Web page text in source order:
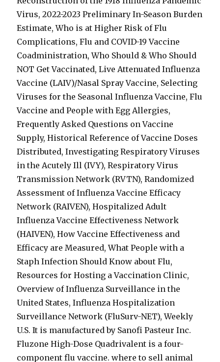
Virus, 2022-2023 Preliminary In-Season Burden
Estimate, Who is at Higher Risk of Flu
Complications, Flu and COVID-19 Vaccine
Coadministration, Who Should & Who Should
NOT Get Vaccinated, Live Attenuated Influenza
Vaccine (LAIV)/Nasal Spray Vaccine, Selecting
Viruses for the Seasonal Influenza Vaccine, Flu
Vaccine and People with Egg Allergies,
Frequently Asked Questions on Vaccine
Supply, Historical Reference of Vaccine Doses
Distributed, Investigating Respiratory Viruses
in the Acutely Ill (IVY), Respiratory Virus
Transmission Network (RVTN), Randomized
Assessment of Influenza Vaccine Efficacy
Network (RAIVEN), Hospitalized Adult
Influenza Vaccine Effectiveness Network
(HAIVEN), How Vaccine Effectiveness and
Efficacy are Measured, What People with a
Staph Infection Should Know about Flu,
Resources for Hosting a Vaccination Clinic,
Overview of Influenza Surveillance in the
United States, Influenza Hospitalization
Surveillance Network (FluSurv-NET), Weekly
U.S. It is manufactured by Sanofi Pasteur Inc.
Fluzone High-Dose Quadrivalent is a four-
component flu vaccine. where to sell animal